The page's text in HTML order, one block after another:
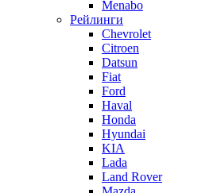
Menabo
Рейлинги
Chevrolet
Citroen
Datsun
Fiat
Ford
Haval
Honda
Hyundai
KIA
Lada
Land Rover